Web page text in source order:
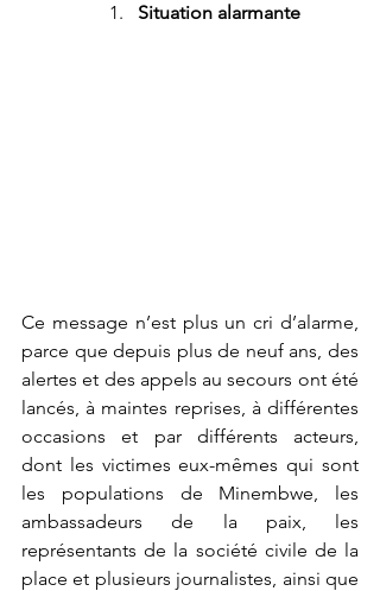
Situation alarmante
Ce message n’est plus un cri d’alarme,
parce que depuis plus de neuf ans, des
alertes et des appels au secours ont été
lancés, à maintes reprises, à différentes
occasions et par différents acteurs,
dont les victimes eux-mêmes qui sont
les populations de Minembwe, les
ambassadeurs de la paix, les
représentants de la société civile de la
place et plusieurs journalistes, ainsi que